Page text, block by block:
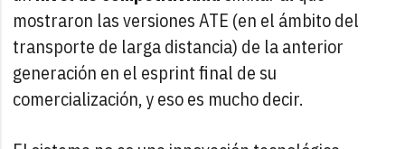
mostraron las versiones ATE (en el ámbito del
transporte de larga distancia) de la anterior
generación en el esprint final de su
comercialización, y eso es mucho decir.